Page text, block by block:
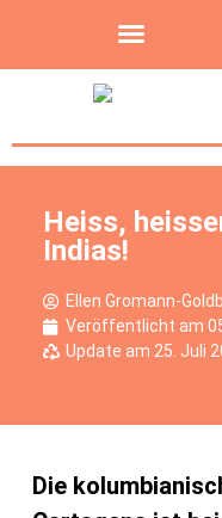
Heiss,
Indias!
Ellen Gromann-
Veröffentlicht am
Update am 25. Juli
Die